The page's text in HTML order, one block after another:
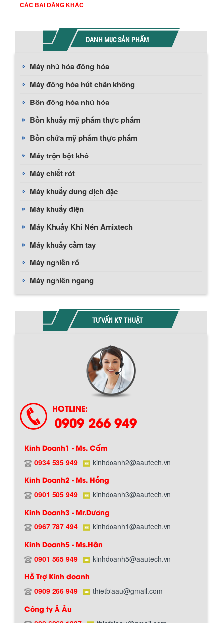
CÁC BÀI ĐĂNG KHÁC
DANH MỤC SẢN PHẨM
Máy nhũ hóa đồng hóa
Máy đồng hóa hút chân không
Bồn đồng hóa nhũ hóa
Bồn khuấy mỹ phẩm thực phẩm
Bồn chứa mỹ phẩm thực phẩm
Máy trộn bột khô
Máy chiết rót
Máy khuấy dung dịch đặc
Máy khuấy điện
Máy Khuấy Khí Nén Amixtech
Máy khuấy cầm tay
Máy nghiền rổ
Máy nghiền ngang
TƯ VẤN KỸ THUẬT
HOTLINE:
0909 266 949
Kinh Doanh1 - Ms. Cẩm
0934 535 949 kinhdoanh2@aautech.vn
Kinh Doanh2 - Ms. Hồng
0901 505 949 kinhdoanh3@aautech.vn
Kinh Doanh3 - Mr.Dương
0967 787 494 kinhdoanh1@aautech.vn
Kinh Doanh5 - Ms.Hân
0901 565 949 kinhdoanh5@aautech.vn
Hỗ Trợ Kinh doanh
0909 266 949 thietbiaau@gmail.com
Công ty Á Âu
Bồn chứa giải nhiệt sơn, mực in có cấu
tạo gồm 2 lớp inox và được dùng để
Máy trộn bột khô 500kg được thiết kế
thân bồn nằm ngang, với cánh trộn bột
xoay đảo thuận nghịch. Vật liệu...
Máy trộn bột khô 200kg được gia công
sản xuất tại công ty Á Âu. Máy dùng
trộn các loại bột khô trong các ngành...
VÌ SAO DOANH NGHIỆP NÊN CHỌN MÁY